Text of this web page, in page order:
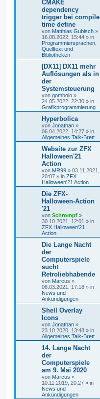
CMAKE
dependency
trigger bei compile
time define
von Matthias Gubisch »
16.08.2022, 15:44 » in
Programmiersprachen,
Quelltext und
Bibliotheken
[DX11] DX11 mehr
Auflösungen als in
der
Systemsteuerung
von gombolo »
24.05.2022, 22:30 » in
Grafikprogrammierung
Hyperbolica
von Jonathan »
06.04.2022, 14:27 » in
Allgemeines Talk-Brett
Website zur ZFX
Halloween'21
Action
von MR99 » 03.11.2021,
20:07 » in ZFX
Halloween'21 Action
Die ZFX-
Halloween-Action
'21
von Schrompf »
30.10.2021, 12:01 » in
ZFX Halloween'21
Action
Die Lange Nacht
der
Computerspiele
sucht
Retroliebhabende
von Marcus »
08.03.2021, 17:18 » in
News und
Ankündigungen
Shell Overlay
Icons
von Jonathan »
23.10.2020, 13:48 » in
Allgemeines Talk-Brett
14. Lange Nacht
der
Computerspiele
am 9. Mai 2020
von Marcus »
10.11.2019, 20:27 » in
News und
Ankündigungen